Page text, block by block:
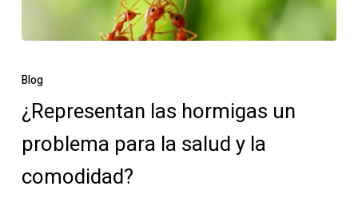
las
un
problema
la
Blog
¿Representan las hormigas un
problema para la salud y la
comodidad?